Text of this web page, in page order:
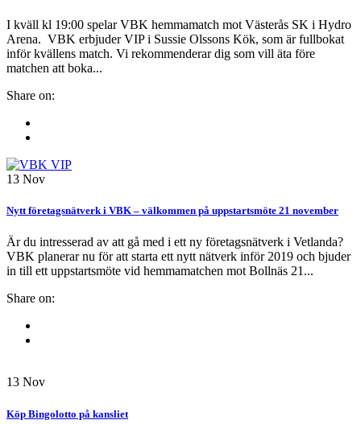
I kväll kl 19:00 spelar VBK hemmamatch mot Västerås SK i Hydro
Arena. VBK erbjuder VIP i Sussie Olssons Kök, som är fullbokat
inför kvällens match. Vi rekommenderar dig som vill äta före
matchen att boka...
Share on:
13 Nov
Nytt företagsnätverk i VBK – välkommen på uppstartsmöte 21 november
Är du intresserad av att gå med i ett ny företagsnätverk i Vetlanda?
VBK planerar nu för att starta ett nytt nätverk inför 2019 och bjuder
in till ett uppstartsmöte vid hemmamatchen mot Bollnäs 21...
Share on:
13 Nov
Köp Bingolotto på kansliet